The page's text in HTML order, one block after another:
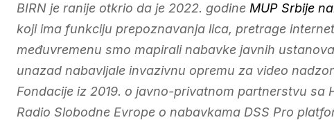
BIRN je ranije otkrio da je 2022. godine MUP Srbije
koji ima funkciju prepoznavanja lica, pretrage
međuvremenu smo mapirali nabavke javnih
unazad nabavljale invazivnu opremu za video
Fondacije iz 2019. o javno-privatnom partnerstvu sa
Radio Slobodne Evrope o nabavkama DSS Pro